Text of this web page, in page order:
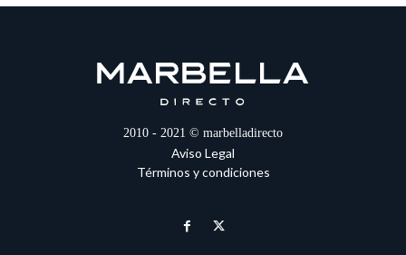
2010 - 2021 © marbelladirecto
Aviso Legal
Términos y condiciones